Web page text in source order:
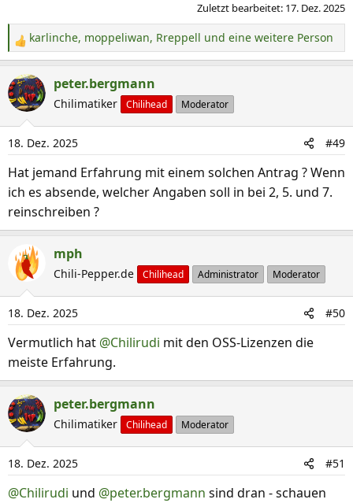
Zuletzt bearbeitet: 17. Dez. 2025
R
e
a
k
t
i
o
n
n
:
karlinche, moppeliwan, Rreppell und eine weitere Person
peter.bergmann
Chilimatiker Chilihead Moderator
18. Dez. 2025 #49
Hat jemand Erfahrung mit einem solchen Antrag ? Wenn
ich es absende, welcher Angaben soll in bei 2, 5. und 7.
reinschreiben ?
mph
Chili-Pepper.de Chilihead Administrator Moderator
18. Dez. 2025 #50
Vermutlich hat @Chilirudi mit den OSS-Lizenzen die
meiste Erfahrung.
peter.bergmann
Chilimatiker Chilihead Moderator
18. Dez. 2025 #51
@Chilirudi und @peter.bergmann sind dran - schauen